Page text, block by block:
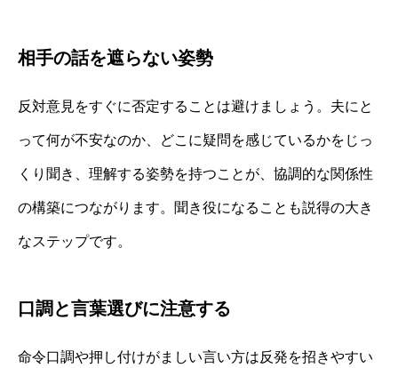
相手の話を遮らない姿勢
反対意見をすぐに否定することは避けましょう。夫にと
って何が不安なのか、どこに疑問を感じているかをじっ
くり聞き、理解する姿勢を持つことが、協調的な関係性
の構築につながります。聞き役になることも説得の大き
なステップです。
口調と言葉選びに注意する
命令口調や押し付けがましい言い方は反発を招きやすい